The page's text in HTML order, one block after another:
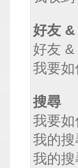
好友
好友 &
我要
搜尋
我要如
我的搜
我的